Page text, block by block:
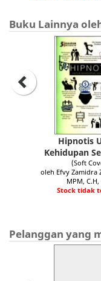
Buku Lainnya
Hipnotis
Kehidupan
(Soft
oleh Efvy Zamidra
MPM, C.H,
Stock tidak
Pelanggan yang